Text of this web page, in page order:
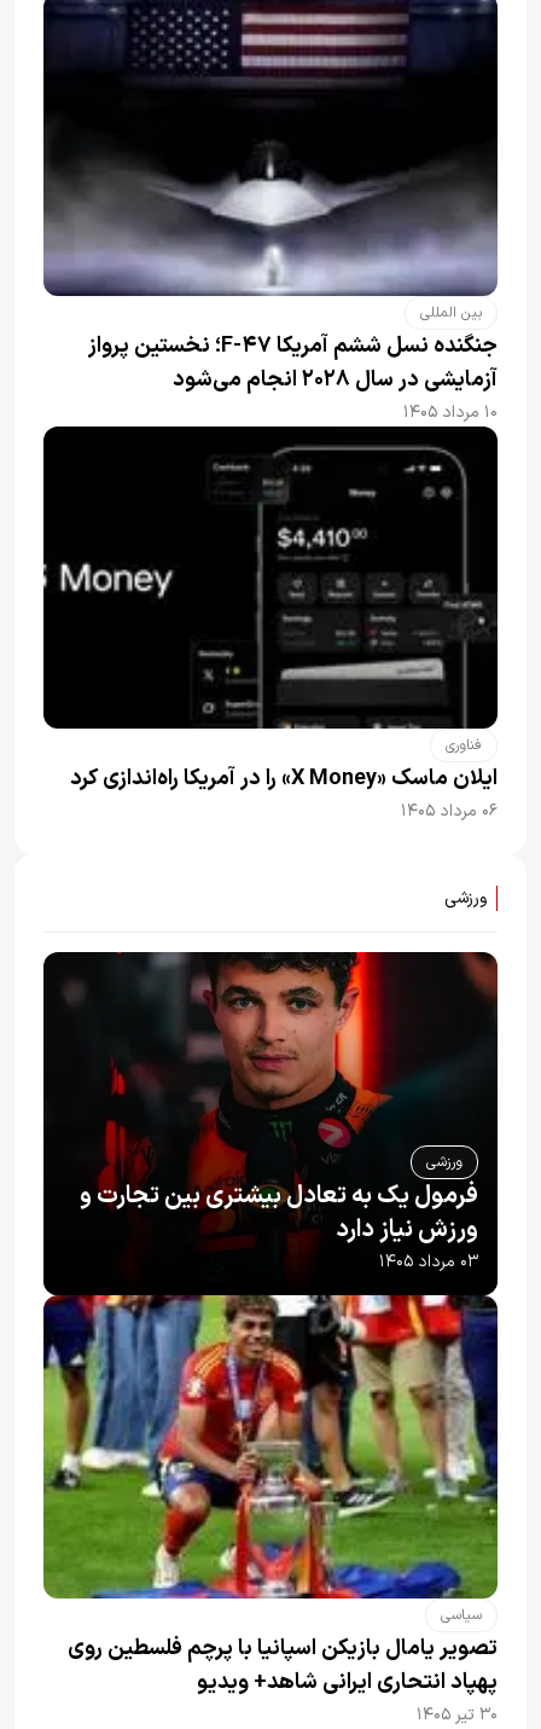
بین المللی
جنگنده نسل ششم آمریکا F-۴۷؛ نخستین پرواز
آزمایشی در سال ۲۰۲۸ انجام می‌شود
۱۰ مرداد ۱۴۰۵
فناوری
ایلان ماسک «X Money» را در آمریکا راه‌اندازی کرد
۰۶ مرداد ۱۴۰۵
ورزشی
ورزشی
فرمول یک به تعادل بیشتری بین تجارت و
ورزش نیاز دارد
۰۳ مرداد ۱۴۰۵
سیاسی
تصویر یامال بازیکن اسپانیا با پرچم فلسطین روی
پهپاد انتحاری ایرانی شاهد+ ویدیو
۳۰ تیر ۱۴۰۵